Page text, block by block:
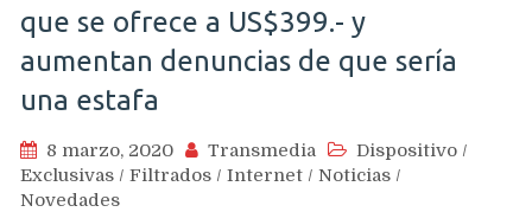
que se ofrece a US$399.- y
aumentan denuncias de que sería
una estafa
8 marzo, 2020 Transmedia Dispositivo /
Exclusivas / Filtrados / Internet / Noticias /
Novedades